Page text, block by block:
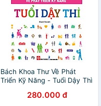
Bách Khoa Thư Về Phát
Triển Kỹ Năng - Tuổi Dậy Thì
280.000 đ